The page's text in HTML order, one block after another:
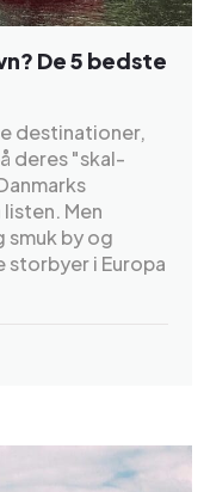
De 5 bedste
destinationer,
deres "skal-
Men
smuk by og
storbyer i Europa